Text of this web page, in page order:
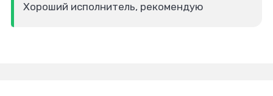
Хороший исполнитель, рекомендую